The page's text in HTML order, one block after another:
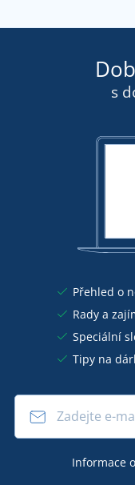
s
Přehled o
Rady a
Speciální
Tipy na
Informace o